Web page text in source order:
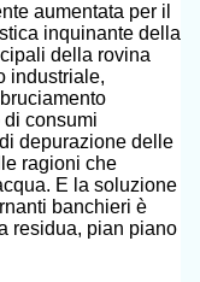
aumentata per il
inquinante della
della rovina
industriale,
di consumi
depurazione delle
ragioni che
E la soluzione
banchieri è
residua, pian piano